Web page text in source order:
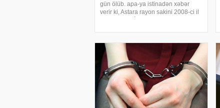
gün ölüb. apa-ya istinadən xəbər
verir ki, Astara rayon sakini 2008-ci il
özünü pis hiss edi